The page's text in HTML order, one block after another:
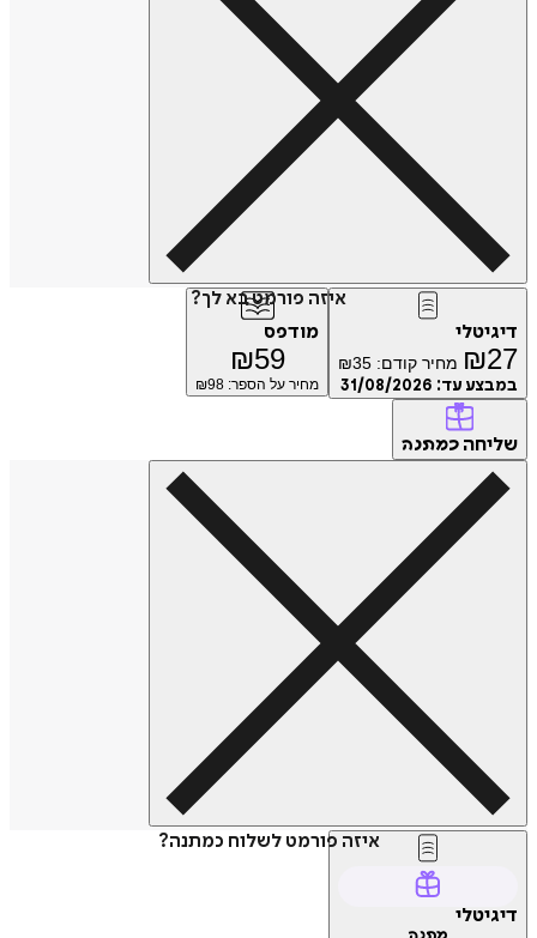
איזה פורמט בא לך?
דיגיטלי
₪27 מחיר קודם: ₪35
במבצע עד: 31/08/2026
מודפס
₪59
מחיר על הספר: ₪ 98
שליחה כמתנה
איזה פורמט לשלוח כמתנה?
דיגיטלי